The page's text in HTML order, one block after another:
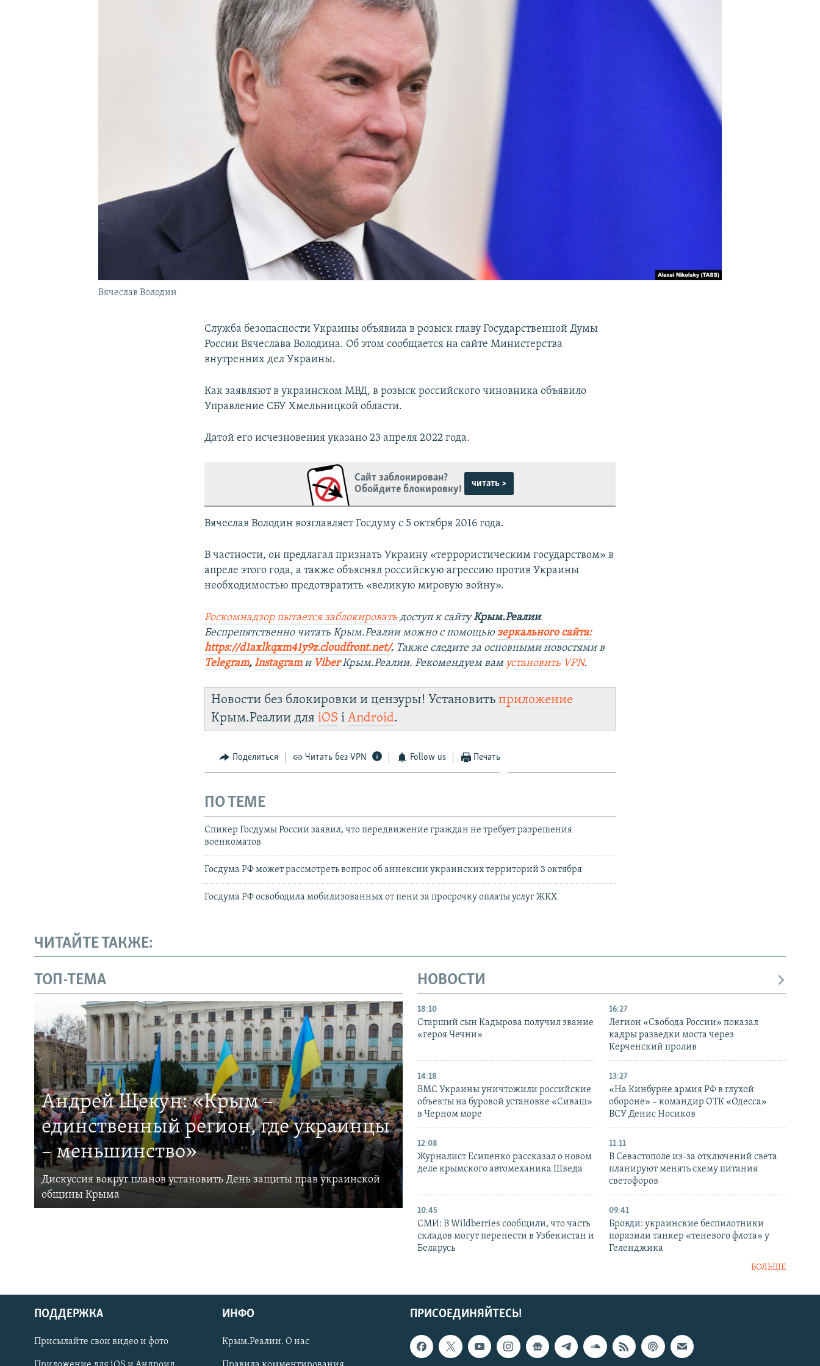
Українською
Qırımtatar
Вячеслав Володин
Служба безопасности Украины объявила в розыск главу Государственной Думы
России Вячеслава Володина. Об этом сообщается на сайте Министерства
внутренних дел Украины.
Как заявляют в украинском МВД, в розыск российского чиновника объявило
Управление СБУ Хмельницкой области.
Датой его исчезновения указано 23 апреля 2022 года.
Сайт заблокирован?
Обойдите блокировку!
читать >
Вячеслав Володин возглавляет Госдуму с 5 октября 2016 года.
В частности, он предлагал признать Украину «террористическим государством» в
апреле этого года, а также объяснял российскую агрессию против Украины
необходимостью предотвратить «великую мировую войну».
Роскомнадзор пытается заблокировать доступ к сайтуКрым.Реалии.
Беспрепятственно читать Крым.Реалии можно с помощьюзеркального сайта:
https://d1axlkqxm41y9z.cloudfront.net/. ​ Также следите за основными новостями в
Telegram, Instagram и ViberКрым.Реалии. Рекомендуем вам установить VPN.
Новости без блокировки и цензуры! Установитьприложение
Крым.Реалии дляiOS іAndroid.
Поделиться Читать без VPN Follow us Печать
ПО ТЕМЕ
Спикер Госдумы России заявил, что передвижение граждан не требует разрешения
военкоматов
Госдума РФ может рассмотреть вопрос об аннексии украинских территорий 3 октября
Госдума РФ освободила мобилизованных от пени за просрочку оплаты услуг ЖКХ
ЧИТАЙТЕ ТАКЖЕ:
ТОП-ТЕМА
Андрей Щекун: «Крым –
единственный регион, где украинцы
– меньшинство»
Дискуссия вокруг планов установить День защиты прав украинской
общины Крыма
НОВОСТИ
18:10
Старший сын Кадырова получил звание
«героя Чечни»
16:27
Легион «Свобода России» показал
кадры разведки моста через
Керченский пролив
14:18
ВМС Украины уничтожили российские
объекты на буровой установке «Сиваш»
в Черном море
13:27
«На Кинбурне армия РФ в глухой
обороне» – командир ОТК «Одесса»
ВСУ Денис Носиков
12:08
Журналист Есипенко рассказал о новом
деле крымского автомеханика Шведа
11:11
В Севастополе из-за отключений света
планируют менять схему питания
светофоров
10:45
СМИ: В Wildberries сообщили, что часть
складов могут перенести в Узбекистан и
Беларусь
09:41
Бровди: украинские беспилотники
поразили танкер «теневого флота» у
Геленджика
БОЛЬШЕ
ПРИСОЕДИНЯЙТЕСЬ!
ПОДДЕРЖКА
Присылайте свои видео и фото
ИНФО
Крым.Реалии. О нас